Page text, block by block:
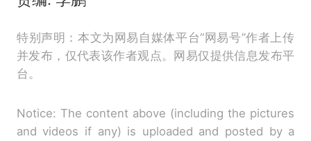
特别声明：本文为网易自媒体平台“网易号”作者上传
并发布，仅代表该作者观点。网易仅提供信息发布平
台。
Notice: The content above (including the pictures
and videos if any) is uploaded and posted by a